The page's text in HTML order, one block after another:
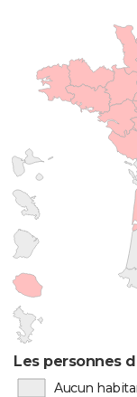
Les personnes
Aucun